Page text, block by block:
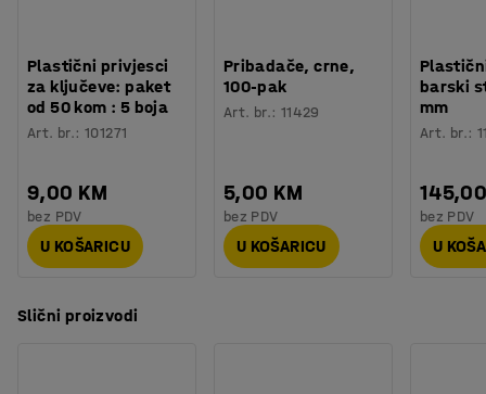
Plastični privjesci
za ključeve: paket
od 50 kom : 5 boja
Art. br.:101271
9,00 KM
bez PDV
U KOŠARICU
Pribadače, crne,
100-pak
Art. br.: 11429
5,00 KM
bez PDV
U KOŠARICU
barski
mm
Art. br.:
bez PDV
U
Slični proizvodi